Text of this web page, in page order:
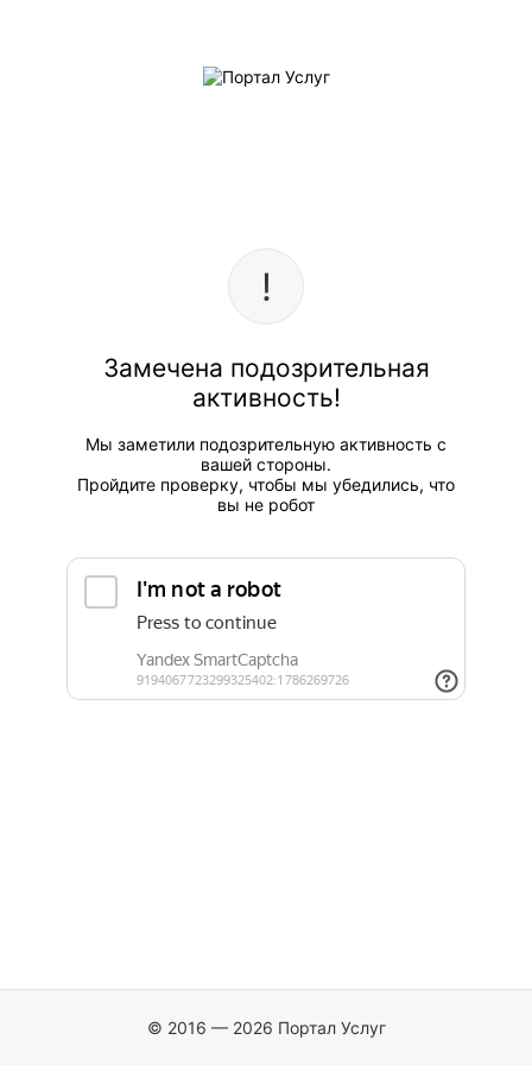
Замечена подозрительная
активность!
Мы заметили подозрительную активность с
вашей стороны.
Пройдите проверку, чтобы мы убедились, что
вы не робот
© 2016 — 2026 Портал Услуг